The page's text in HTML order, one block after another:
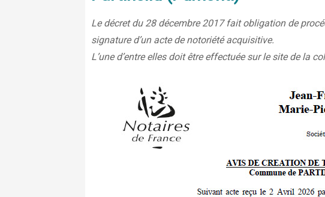
Le décret du 28 décembre 2017 fait obligation de
signature d’un acte de notoriété acquisitive.
L’une d’entre elles doit être effectuée sur le site de la